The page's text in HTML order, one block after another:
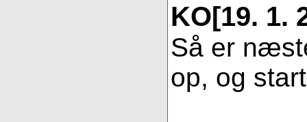
KO[19. 1.
Så er
op, og